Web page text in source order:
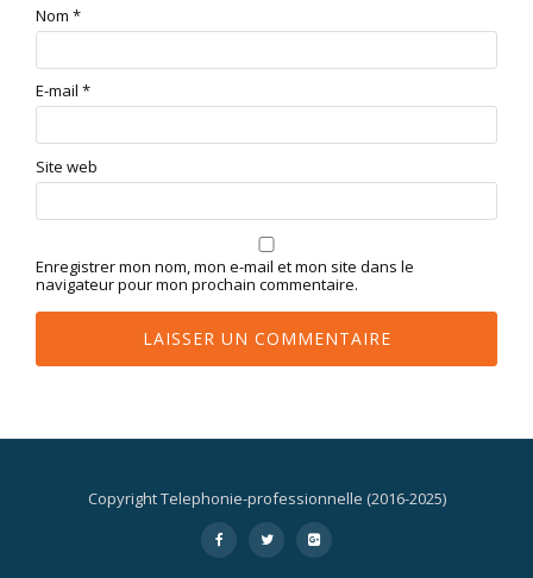
Nom *
E-mail *
Site web
Enregistrer mon nom, mon e-mail et mon site dans le
navigateur pour mon prochain commentaire.
Copyright Telephonie-professionnelle (2016-2025)
- - -